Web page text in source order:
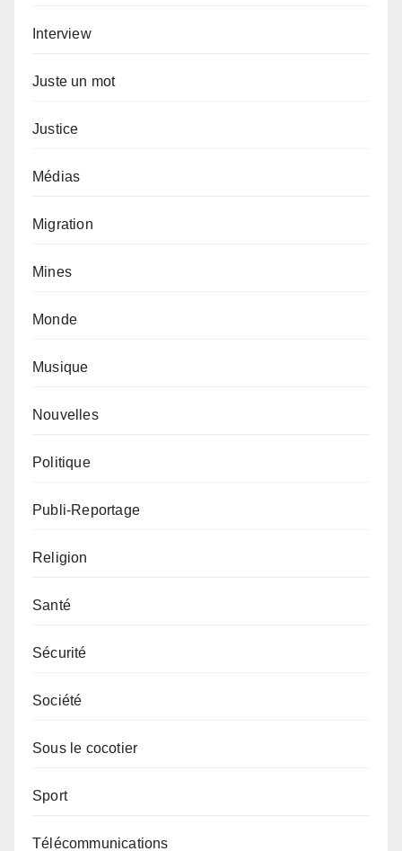
Interview
Juste un mot
Justice
Médias
Migration
Mines
Monde
Musique
Nouvelles
Politique
Publi-Reportage
Religion
Santé
Sécurité
Société
Sous le cocotier
Sport
Télécommunications